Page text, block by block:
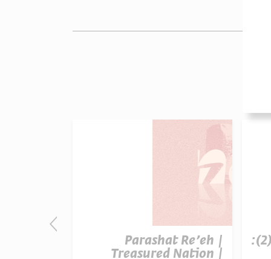
Parashat Re’eh |
Treasured Nation |
פרק 507 – אווה אילוז (2):